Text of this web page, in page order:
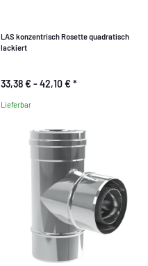
LAS konzentrisch Rosette quadratisch
lackiert
33,38 € -42,10 € *
Lieferbar